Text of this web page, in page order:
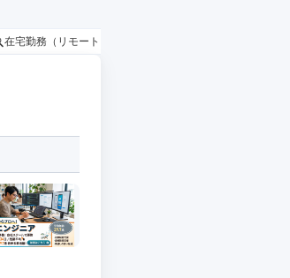
在宅勤務（リモートワーク）OK